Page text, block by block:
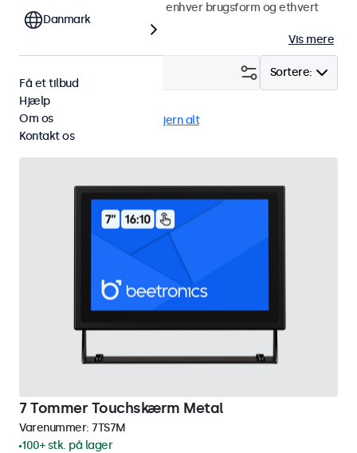
integrere dem problemfrit i enhver brugsform og ethvert
miljø.
Vis mere
Sortere:
VGA Fjern alt
7 Tommer Touchskærm Metal
Varenummer: 7TS7M
100+ stk. på lager
Danmark
Få et tilbud
Hjælp
Om os
Kontakt os